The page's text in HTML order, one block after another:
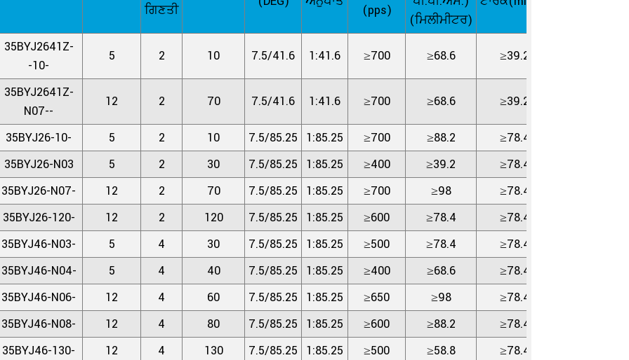
ਗਿਣਤੀ
(pps)
(ਮਿਲੀਮੀਟਰ)
35BYJ2641Z-
-10-
5 2 10 7.5/41.6 1:41.6 ≥700 ≥68.6 ≥39.2
35BYJ2641Z-
N07--
12 2 70 7.5/41.6 1:41.6 ≥700 ≥68.6 ≥39.2
35BYJ26-10- 5 2 10 7.5/85.25 1:85.25 ≥700 ≥88.2
≥78.4
35BYJ26-N03
5 2 30 7.5/85.25 1:85.25 ≥400 ≥39.2
≥78.4
35BYJ26-N07-
12 2 70 7.5/85.25 1:85.25 ≥700 ≥98
≥78.4
35BYJ26-120-
12 2 120 7.5/85.25 1:85.25 ≥600 ≥78.4
≥78.4
35BYJ46-N03-
5 4 30 7.5/85.25 1:85.25 ≥500 ≥78.4
≥78.4
35BYJ46-N04-
5 4 40 7.5/85.25 1:85.25 ≥400 ≥68.6
≥78.4
35BYJ46-N06-
12 4 60 7.5/85.25 1:85.25 ≥650 ≥98
≥78.4
35BYJ46-N08-
12 4 80 7.5/85.25 1:85.25 ≥600 ≥88.2
≥78.4
35BYJ46-130-
12 4 130 7.5/85.25 1:85.25 ≥500 ≥58.8 ≥78.4